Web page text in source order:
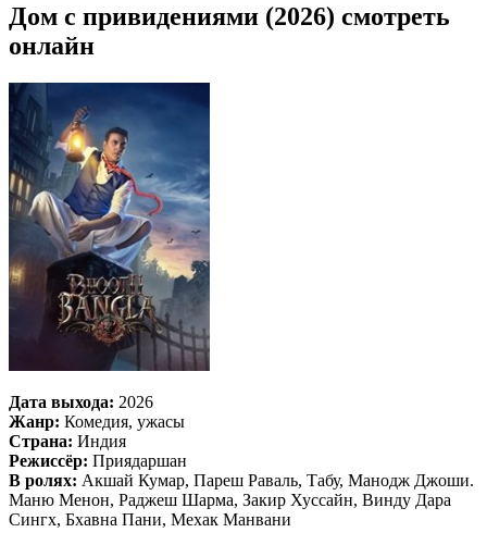
Дом с привидениями (2026) смотреть
онлайн
Дата выхода: 2026
Жанр: Комедия, ужасы
Страна: Индия
Режиссёр: Приядаршан
В ролях: Акшай Кумар, Пареш Раваль, Табу, Манодж Джоши.
Маню Менон, Раджеш Шарма, Закир Хуссайн, Винду Дара
Сингх, Бхавна Пани, Мехак Манвани